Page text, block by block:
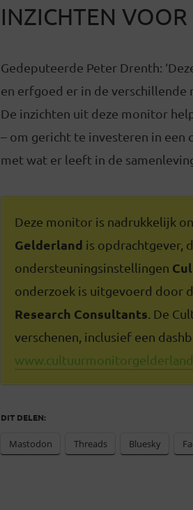
INZICHTEN
Gedeputeerde Peter Drenth:
en erfgoed er in de verschillende
De inzichten uit deze monitor
– om gericht te investeren in
met wat er leeft in de
Deze monitor is nadrukkelijk
Gelderland is opdrachtgever,
ondersteuningsinstellingen
onderzoek is uitgevoerd door
Research Consultants. De
verschenen, inclusief een
DIT DELEN:
Mastodon Threads Bluesky